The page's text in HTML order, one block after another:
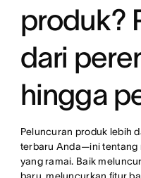
produk?
dari
hingga
Peluncuran produk lebih
terbaru Anda—ini tentang
yang ramai. Baik